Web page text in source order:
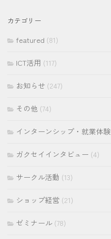
イ
カテゴリー
featured (81)
ICT活用 (117)
お知らせ (247)
その他 (74)
インターンシップ・就業体験
ガクセイインタビュー (4)
サークル活動 (13)
ショップ経営 (21)
ゼミナール (78)